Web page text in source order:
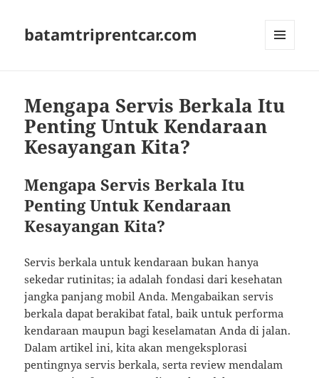
batamtriprentcar.com
Mengapa Servis Berkala Itu
Penting Untuk Kendaraan
Kesayangan Kita?
Mengapa Servis Berkala Itu
Penting Untuk Kendaraan
Kesayangan Kita?
Servis berkala untuk kendaraan bukan hanya
sekedar rutinitas; ia adalah fondasi dari kesehatan
jangka panjang mobil Anda. Mengabaikan servis
berkala dapat berakibat fatal, baik untuk performa
kendaraan maupun bagi keselamatan Anda di jalan.
Dalam artikel ini, kita akan mengeksplorasi
pentingnya servis berkala, serta review mendalam